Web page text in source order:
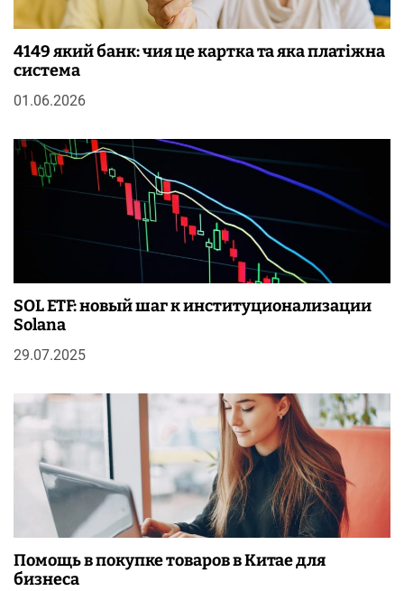
4149 який банк: чия це картка та яка платіжна
система
01.06.2026
SOL ETF: новый шаг к институционализации
Solana
29.07.2025
Помощь в покупке товаров в Китае для
бизнеса